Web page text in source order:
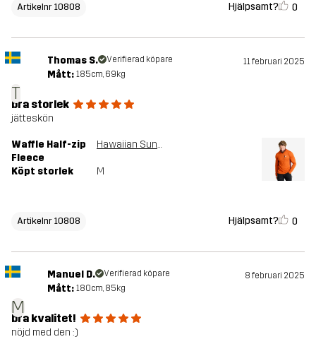
Artikelnr 10808 Hjälpsamt? 0
T
Thomas S. Verifierad köpare 11 februari 2025
Mått: 185cm, 69kg
bra storlek
jätteskön
Waffle Half-zip
Fleece
Hawaiian Sunset
Köpt storlek M
Artikelnr 10808 Hjälpsamt? 0
M
Manuel D. Verifierad köpare 8 februari 2025
Mått: 180cm, 85kg
bra kvalitet!
nöjd med den :)